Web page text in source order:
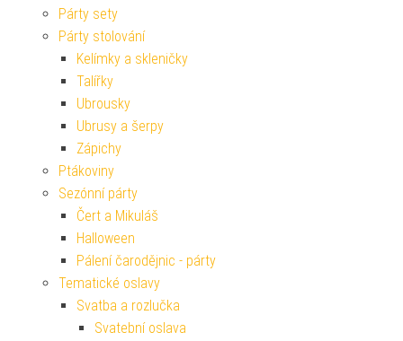
Párty sety
Párty stolování
Kelímky a skleničky
Talířky
Ubrousky
Ubrusy a šerpy
Zápichy
Ptákoviny
Sezónní párty
Čert a Mikuláš
Halloween
Pálení čarodějnic - párty
Tematické oslavy
Svatba a rozlučka
Svatební oslava